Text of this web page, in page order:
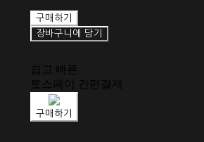
구매하기
장바구니에 담기
쉽고 빠른
토스페이 간편결제
구매하기